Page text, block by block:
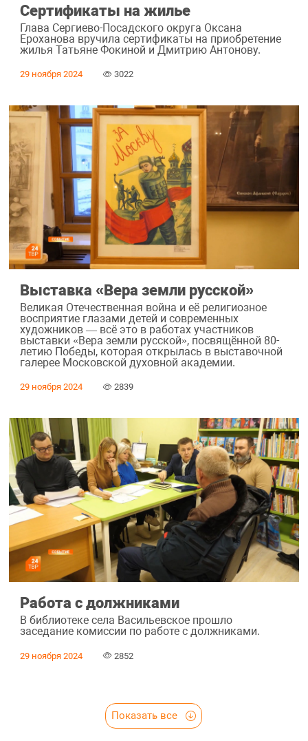
Сертификаты на жилье
Глава Сергиево-Посадского округа Оксана
Ероханова вручила сертификаты на приобретение
жилья Татьяне Фокиной и Дмитрию Антонову.
29 ноября 2024 3022
Выставка «Вера земли русской»
Великая Отечественная война и её религиозное
восприятие глазами детей и современных
художников — всё это в работах участников
выставки «Вера земли русской», посвящённой 80-
летию Победы, которая открылась в выставочной
галерее Московской духовной академии.
29 ноября 2024 2839
Работа с должниками
В библиотеке села Васильевское прошло
заседание комиссии по работе с должниками.
29 ноября 2024 2852
Показать все